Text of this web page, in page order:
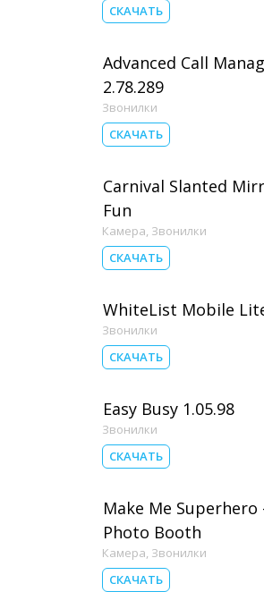
СКАЧАТЬ
Advanced Call
2.78.289
Звонилки
СКАЧАТЬ
Carnival Slanted
Fun
Камера, Звонилки
СКАЧАТЬ
WhiteList Mobile
Звонилки
СКАЧАТЬ
Easy Busy 1.05.98
Звонилки
СКАЧАТЬ
Make Me
Photo Booth
Камера, Звонилки
СКАЧАТЬ